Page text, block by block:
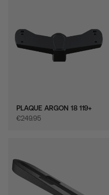
PLAQUE ARGON 18 119+
€‎249.95